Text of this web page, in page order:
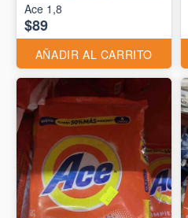
Ace 1,8
$89
AÑADIR AL CARRITO